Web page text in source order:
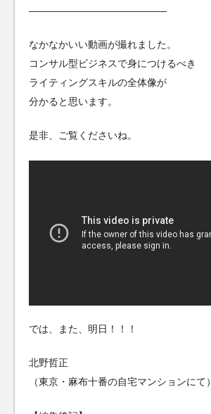
——————————————
なかなかいい動画が撮れました。
コンサル型ビジネスで身につけるべき
ライティングスキルの全体像が
分かると思います。
是非、ご覧くださいね。
では、また、明日！！！
北野哲正
（東京・麻布十番の自宅マンションにて）